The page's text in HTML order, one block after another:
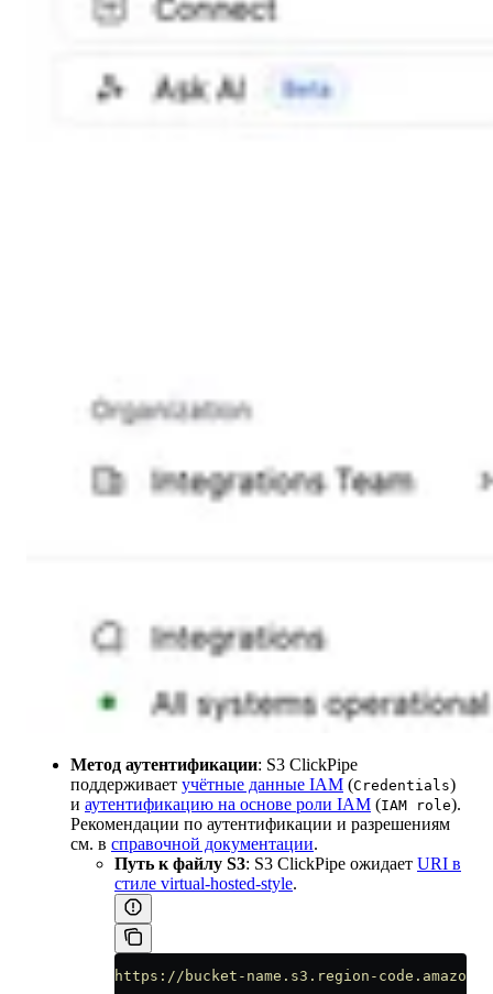
Метод аутентификации: S3 ClickPipe
поддерживает учётные данные IAM (Credentials)
и аутентификацию на основе роли IAM (IAM role).
Рекомендации по аутентификации и разрешениям
см. в справочной документации.
Путь к файлу S3: S3 ClickPipe ожидает URI в
стиле virtual-hosted-style.
https://bucket-name.s3.region-